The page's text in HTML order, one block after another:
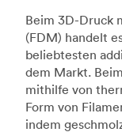
Beim 3D-Druck
(FDM) handelt
beliebtesten
dem Markt.
mithilfe von
Form von
indem